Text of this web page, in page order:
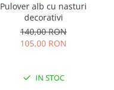
Pulover alb cu nasturi
decorativi
140,00 RON
105,00 RON
IN STOC